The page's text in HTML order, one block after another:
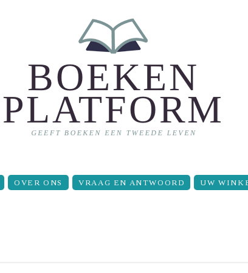
OVER ONS VRAAG EN ANTWOORD UW